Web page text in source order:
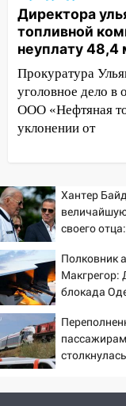
16:35 В
девять
мусора
16:26 В
матч
16:12 В
15:47
за
клуба
15:34
После
прокуратуры
области
площадки
15:27
капремонт
15:08
Директора
топливной
неуплату 48,4
Прокуратура
уголовное дело в
ООО «Нефтяная
уклонении от
Хантер
своего
Полковник
Макгрегор:
блокада
России за
головы?